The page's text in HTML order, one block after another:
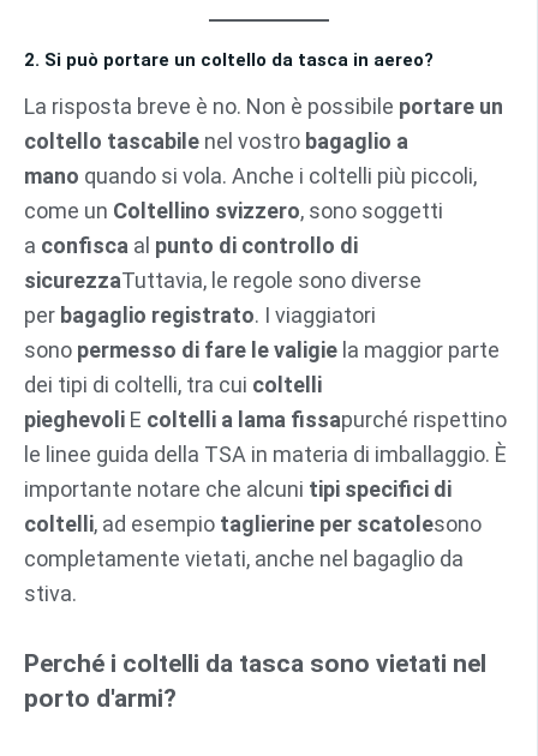
2. Si può portare un coltello da tasca in aereo?
La risposta breve è no. Non è possibile portare un
coltello tascabile nel vostro bagaglio a
mano quando si vola. Anche i coltelli più piccoli,
come un Coltellino svizzero, sono soggetti
a confisca al punto di controllo di
sicurezzaTuttavia, le regole sono diverse
per bagaglio registrato. I viaggiatori
sono permesso di fare le valigie la maggior parte
dei tipi di coltelli, tra cui coltelli
pieghevoli E coltelli a lama fissapurché rispettino
le linee guida della TSA in materia di imballaggio. È
importante notare che alcuni tipi specifici di
coltelli, ad esempio taglierine per scatolesono
completamente vietati, anche nel bagaglio da
stiva.
Perché i coltelli da tasca sono vietati nel
porto d'armi?